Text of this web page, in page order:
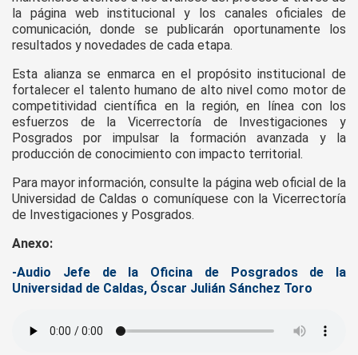
la página web institucional y los canales oficiales de
comunicación, donde se publicarán oportunamente los
resultados y novedades de cada etapa.
Esta alianza se enmarca en el propósito institucional de
fortalecer el talento humano de alto nivel como motor de
competitividad científica en la región, en línea con los
esfuerzos de la Vicerrectoría de Investigaciones y
Posgrados por impulsar la formación avanzada y la
producción de conocimiento con impacto territorial.
Para mayor información, consulte la página web oficial de la
Universidad de Caldas o comuníquese con la Vicerrectoría
de Investigaciones y Posgrados.
Anexo:
-Audio Jefe de la Oficina de Posgrados de la
Universidad de Caldas, Óscar Julián Sánchez Toro